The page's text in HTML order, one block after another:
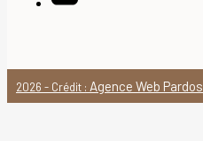
2026 - Crédit : Agence Web Pardos